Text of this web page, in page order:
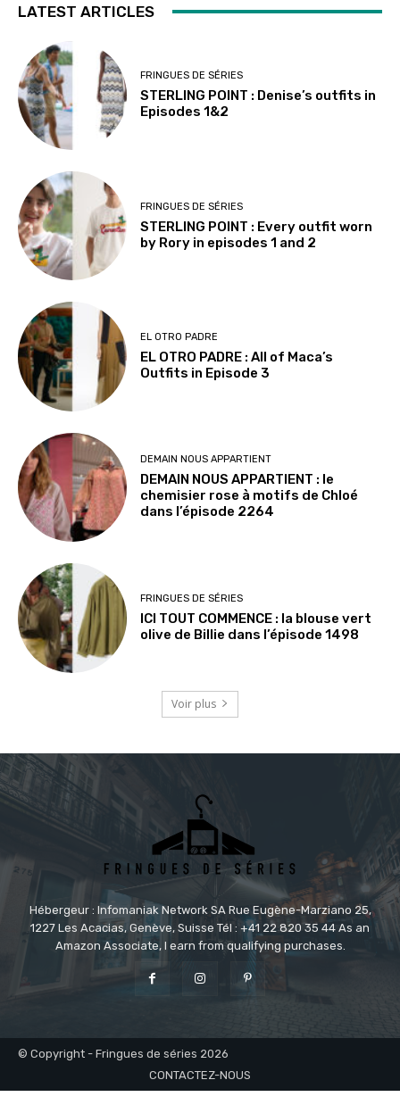
LATEST ARTICLES
FRINGUES DE SÉRIES
STERLING POINT : Denise’s outfits in
Episodes 1&2
FRINGUES DE SÉRIES
STERLING POINT : Every outfit worn
by Rory in episodes 1 and 2
EL OTRO PADRE
EL OTRO PADRE : All of Maca’s
Outfits in Episode 3
DEMAIN NOUS APPARTIENT
DEMAIN NOUS APPARTIENT : le
chemisier rose à motifs de Chloé
dans l’épisode 2264
FRINGUES DE SÉRIES
ICI TOUT COMMENCE : la blouse vert
olive de Billie dans l’épisode 1498
Voir plus
Hébergeur : Infomaniak Network SA Rue Eugène-Marziano 25,
1227 Les Acacias, Genève, Suisse Tél : +41 22 820 35 44 As an
Amazon Associate, I earn from qualifying purchases.
© Copyright - Fringues de séries 2026
CONTACTEZ-NOUS